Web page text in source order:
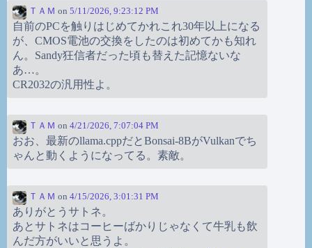
ＴＡＭ on 5/11/2026, 9:23:12 PM
自前のPCを触りはじめてかれこれ30年以上になる
が、CMOS電池の交換をしたのは初めてかも知れ
ん。Sandy狂信者だった頃も替えた記憶ないな
あ…。
CR2032の汎用性よ。
ＴＡＭ on 4/21/2026, 7:07:04 PM
おお、最新のllama.cppだとBonsai-8BがVulkanでち
ゃんと動くようになってる。素敵。
ＴＡＭ on 4/15/2026, 3:01:31 PM
ありがとうサトネ。
あとサトネはコーヒーばかりじゃなくて牛乳も飲
んだ方がいいと思うよ。